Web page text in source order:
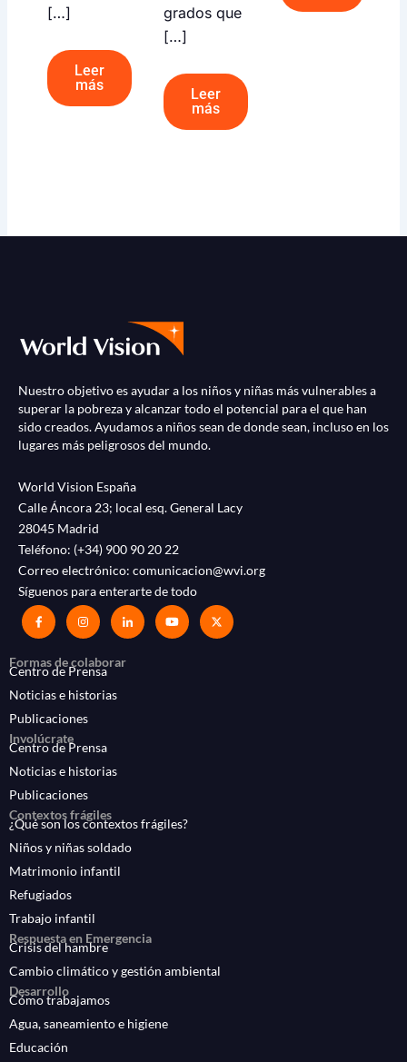
[…]
Leer
más
grados que
[…]
Leer
más
Nuestro objetivo es ayudar a los niños y niñas más vulnerables a
superar la pobreza y alcanzar todo el potencial para el que han
sido creados. Ayudamos a niños sean de donde sean, incluso en los
lugares más peligrosos del mundo.
World Vision España
Calle Áncora 23; local esq. General Lacy
28045 Madrid
Teléfono: (+34) 900 90 20 22
Correo electrónico: comunicacion@wvi.org
Síguenos para enterarte de todo
Formas de colaborar
Centro de Prensa
Noticias e historias
Publicaciones
Involúcrate
Centro de Prensa
Noticias e historias
Publicaciones
Contextos frágiles
¿Qué son los contextos frágiles?
Niños y niñas soldado
Matrimonio infantil
Refugiados
Trabajo infantil
Respuesta en Emergencia
Crisis del hambre
Cambio climático y gestión ambiental
Desarrollo
Cómo trabajamos
Agua, saneamiento e higiene
Educación